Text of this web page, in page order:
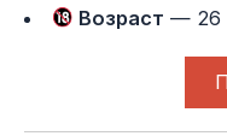
Возраст — 26